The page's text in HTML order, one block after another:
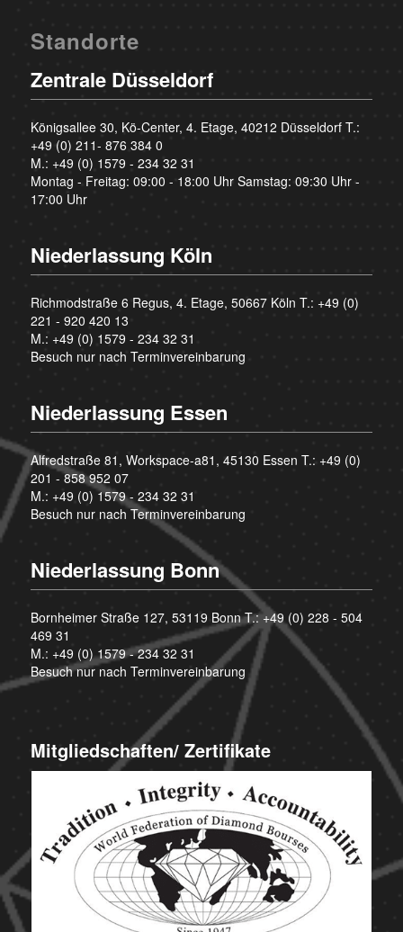
Standorte
Zentrale Düsseldorf
Königsallee 30, Kö-Center, 4. Etage, 40212 Düsseldorf T.:
+49 (0) 211- 876 384 0
M.: +49 (0) 1579 - 234 32 31
Montag - Freitag: 09:00 - 18:00 Uhr Samstag: 09:30 Uhr -
17:00 Uhr
Niederlassung Köln
Richmodstraße 6 Regus, 4. Etage, 50667 Köln T.: +49 (0)
221 - 920 420 13
M.: +49 (0) 1579 - 234 32 31
Besuch nur nach Terminvereinbarung
Niederlassung Essen
Alfredstraße 81, Workspace-a81, 45130 Essen T.: +49 (0)
201 - 858 952 07
M.: +49 (0) 1579 - 234 32 31
Besuch nur nach Terminvereinbarung
Niederlassung Bonn
Bornheimer Straße 127, 53119 Bonn T.:+49 (0) 228 - 504
469 31
M.: +49 (0) 1579 - 234 32 31
Besuch nur nach Terminvereinbarung
Mitgliedschaften/ Zertifikate